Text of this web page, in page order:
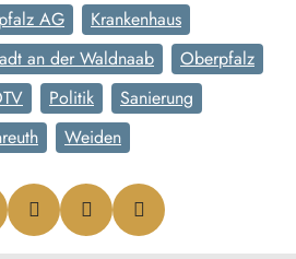
AG
Krankenhaus
an der Waldnaab
Oberpfalz
Politik
Sanierung
Weiden